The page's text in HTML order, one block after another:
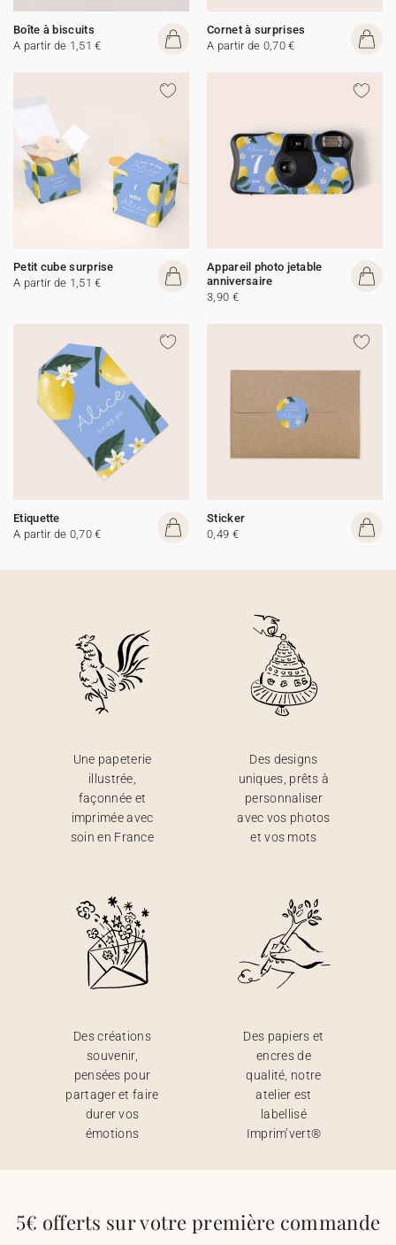
Boîte à biscuits
A partir de 1,51 €
Cornet à surprises
A partir de 0,70 €
Petit cube surprise
A partir de 1,51 €
Appareil photo jetable
anniversaire
3,90 €
Etiquette
A partir de 0,70 €
Sticker
0,49 €
Une papeterie
illustrée,
façonnée et
imprimée avec
soin en France
Des designs
uniques, prêts à
personnaliser
avec vos photos
et vos mots
Des créations
souvenir,
pensées pour
partager et faire
durer vos
émotions
Des papiers et
encres de
qualité, notre
atelier est
labellisé
Imprim’vert®
5€ offerts sur votre première commande